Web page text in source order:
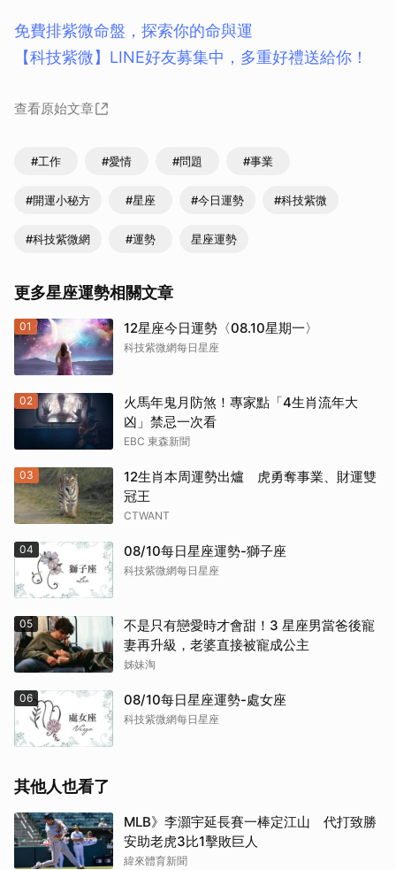
免費排紫微命盤，探索你的命與運
【科技紫微】LINE好友募集中，多重好禮送給你！
查看原始文章
#工作 #愛情 #問題 #事業
#開運小秘方 #星座 #今日運勢 #科技紫微
#科技紫微網 #運勢 星座運勢
更多星座運勢相關文章
01 12星座今日運勢〈08.10星期一〉
科技紫微網每日星座
02
火馬年鬼月防煞！專家點「4生肖流年大
凶」禁忌一次看
EBC 東森新聞
03
12生肖本周運勢出爐 虎勇奪事業、財運雙
冠王
CTWANT
04 08/10每日星座運勢-獅子座
科技紫微網每日星座
05
不是只有戀愛時才會甜！3 星座男當爸後寵
妻再升級，老婆直接被寵成公主
姊妹淘
06 08/10每日星座運勢-處女座
科技紫微網每日星座
其他人也看了
MLB》李灝宇延長賽一棒定江山 代打致勝
安助老虎3比1擊敗巨人
緯來體育新聞